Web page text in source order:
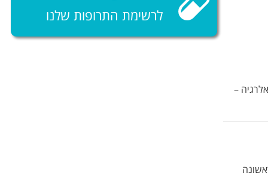
–
לרשימת התרופות שלנו